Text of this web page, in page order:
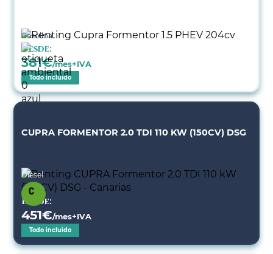
Gasolina
Desde:
381€/mes+IVA
Todo incluido
CUPRA FORMENTOR 2.0 TDI 110 KW (150CV) DSG
Diésel
Desde:
451€/mes+IVA
Todo incluido